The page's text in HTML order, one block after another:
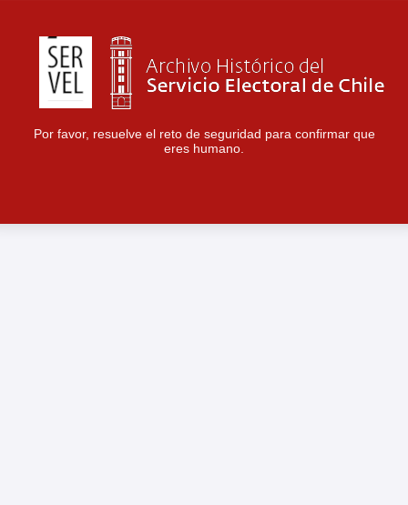
Por favor, resuelve el reto de seguridad para confirmar que
eres humano.